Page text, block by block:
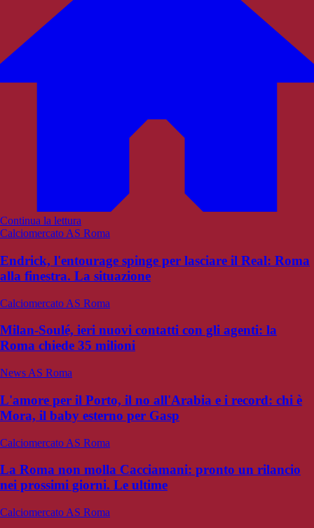
Continua la lettura
Calciomercato AS Roma
Endrick, l'entourage spinge per lasciare il Real: Roma
alla finestra. La situazione
Calciomercato AS Roma
Milan-Soulé, ieri nuovi contatti con gli agenti: la
Roma chiede 35 milioni
News AS Roma
L'amore per il Porto, il no all'Arabia e i record: chi è
Mora, il baby esterno per Gasp
Calciomercato AS Roma
La Roma non molla Cacciamani: pronto un rilancio
nei prossimi giorni. Le ultime
Calciomercato AS Roma